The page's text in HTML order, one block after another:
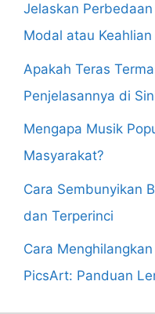
Jelaskan
Modal atau Keahlian
Apakah Teras
Penjelasannya di
Mengapa Musik
Masyarakat?
Cara Sembunyikan
dan Terperinci
Cara
PicsArt: Panduan